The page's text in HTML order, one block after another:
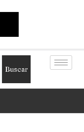
Buscar